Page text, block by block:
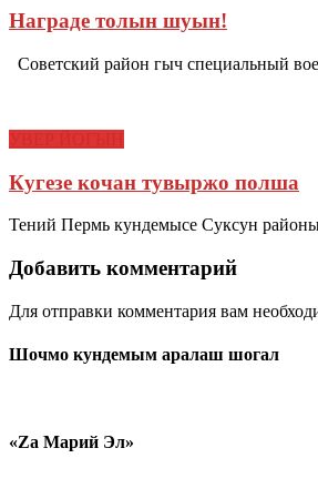
Награде толын шуын!
Советский район гыч специальный
Кугезе кочан тувыржо полша
Тений Пермь кундемысе Суксун
Добавить комментарий
Для отправки комментария вам
Шочмо кундемым аралаш шогал
«Zа Марий Эл»